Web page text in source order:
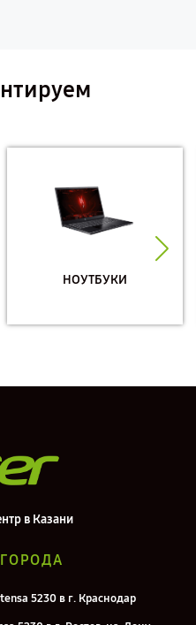
НОУТБУКИ
в Казани
5230 в г. Краснодар